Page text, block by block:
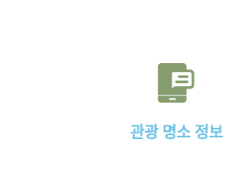
관광 명소 정보